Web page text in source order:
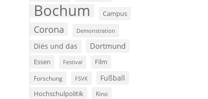
Bochum Campus
Corona Demonstration
Diës und das Dortmund
Essen Festival Film
Forschung FSVK Fußball
Hochschulpolitik Kino